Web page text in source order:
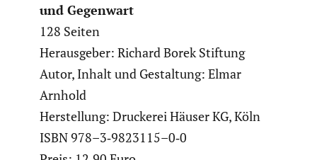
und Gegenwart
128 Seiten
Heraus­geber: Richard Borek Stiftung
Autor, Inhalt und Gestal­tung: Elmar
Arnhold
Herstel­lung: Druckerei Häuser KG, Köln
ISBN 978–3‑9823115–0‑0